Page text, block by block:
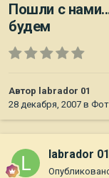
Пошли с
будем
Автор labrador 01
28 декабря, 2007 в
labrador 01